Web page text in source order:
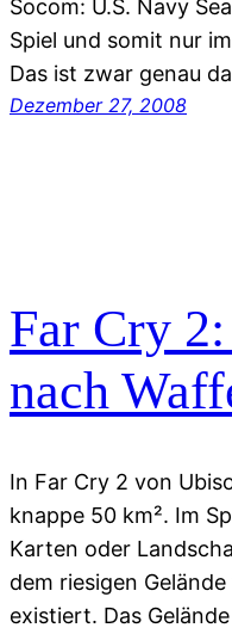
Socom: U.S. Navy
Spiel und somit nur
Das ist zwar genau
Dezember 27, 2008
Far Cry
nach
In Far Cry 2 von
knappe 50 km². Im
Karten oder
dem riesigen
existiert. Das